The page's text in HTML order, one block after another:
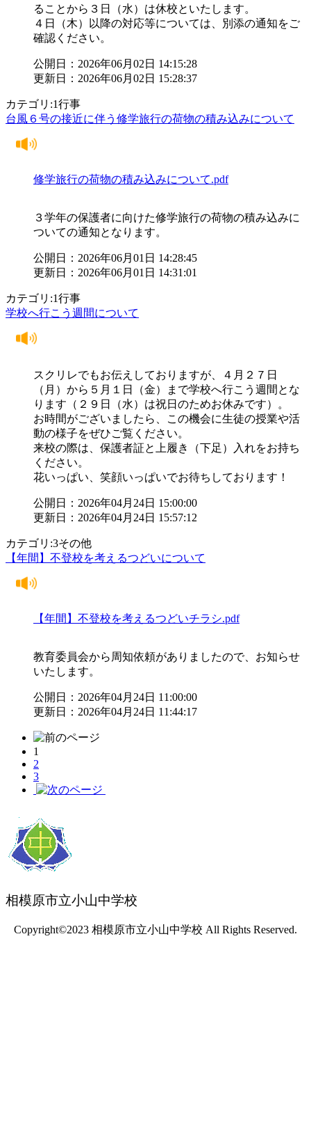
ることから３日（水）は休校といたします。
４日（木）以降の対応等については、別添の通知をご
確認ください。
公開日：2026年06月02日 14:15:28
更新日：2026年06月02日 15:28:37
カテゴリ:1行事
台風６号の接近に伴う修学旅行の荷物の積み込みについて
修学旅行の荷物の積み込みについて.pdf
３学年の保護者に向けた修学旅行の荷物の積み込みに
ついての通知となります。
公開日：2026年06月01日 14:28:45
更新日：2026年06月01日 14:31:01
カテゴリ:1行事
学校へ行こう週間について
スクリレでもお伝えしておりますが、４月２７日
（月）から５月１日（金）まで学校へ行こう週間とな
ります（２９日（水）は祝日のためお休みです）。
お時間がございましたら、この機会に生徒の授業や活
動の様子をぜひご覧ください。
来校の際は、保護者証と上履き（下足）入れをお持ち
ください。
花いっぱい、笑顔いっぱいでお待ちしております！
公開日：2026年04月24日 15:00:00
更新日：2026年04月24日 15:57:12
カテゴリ:3その他
【年間】不登校を考えるつどいについて
【年間】不登校を考えるつどいチラシ.pdf
教育委員会から周知依頼がありましたので、お知らせ
いたします。
公開日：2026年04月24日 11:00:00
更新日：2026年04月24日 11:44:17
1
2
3
相模原市立小山中学校
Copyright©2023 相模原市立小山中学校 All Rights Reserved.